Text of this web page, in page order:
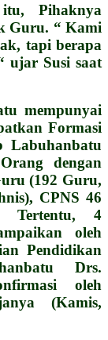
Pihaknya
Guru. “ Kami
tapi berapa
ujar Susi saat
mempunyai
Formasi
Labuhanbatu
dengan
(192 Guru,
CPNS 46
Tertentu, 4
oleh
Pendidikan
Drs.
oleh
(Kamis,